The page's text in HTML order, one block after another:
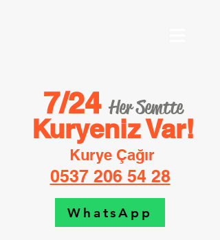
7/24Her Semtte
Kuryeniz Var!
Kurye Çağır
0537 206 54 28
WhatsApp